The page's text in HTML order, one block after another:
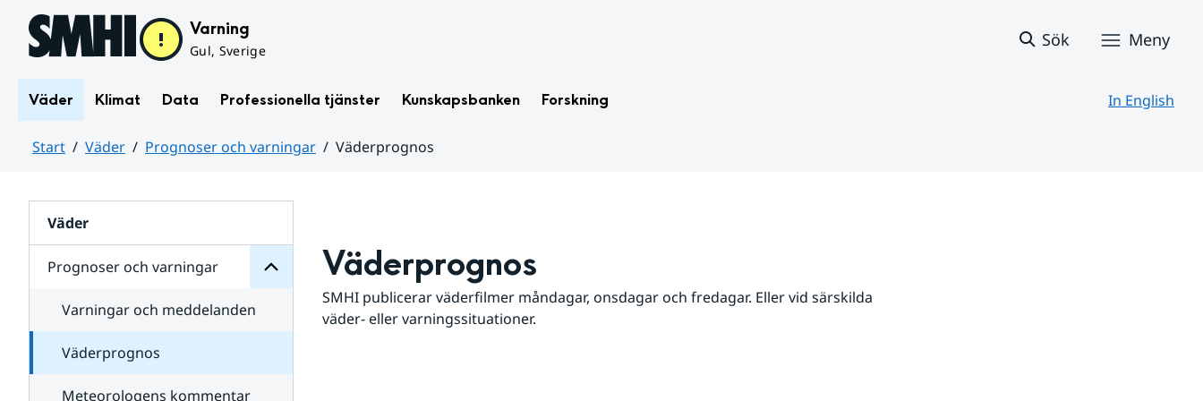
Hoppa till sidans innehåll Varning
Gul, Sverige
Sök Meny
Väder Klimat Data Professionella tjänster Kunskapsbanken Forskning In English
Start Väder Prognoser och varningar
Väderprognos
Väder
Prognoser och varningar
för
varningar
Varningar och meddelanden
Väderprognos
Meteorologens kommentar
Väderprognos
SMHI publicerar väderfilmer måndagar, onsdagar och fredagar. Eller vid särskilda
väder- eller varningssituationer.